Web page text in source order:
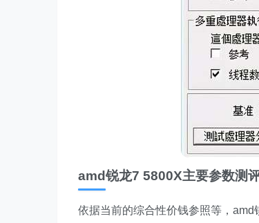
amd锐龙7 5800X主要参数测
依据当前的综合性价钱参照等，amd